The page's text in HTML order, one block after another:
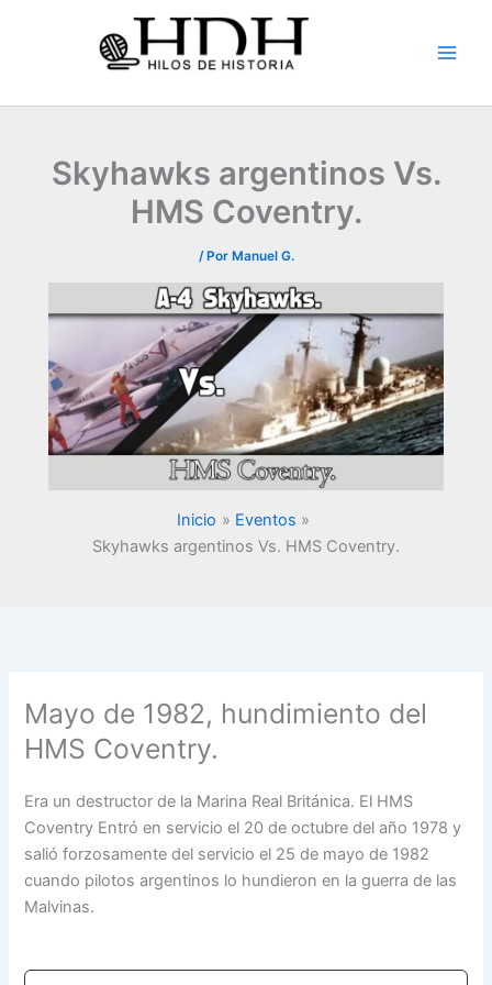
Skyhawks argentinos Vs.
HMS Coventry.
/ Por Manuel G.
Inicio
Eventos
Skyhawks argentinos Vs. HMS Coventry.
Mayo de 1982, hundimiento del
HMS Coventry.
Era un destructor de la Marina Real Británica. El HMS
Coventry Entró en servicio el 20 de octubre del año 1978 y
salió forzosamente del servicio el 25 de mayo de 1982
cuando pilotos argentinos lo hundieron en la guerra de las
Malvinas.